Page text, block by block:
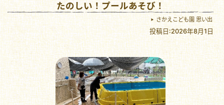
たのしい！プールあそび！
さかえこども園 思い出
投稿日:2026年8月1日